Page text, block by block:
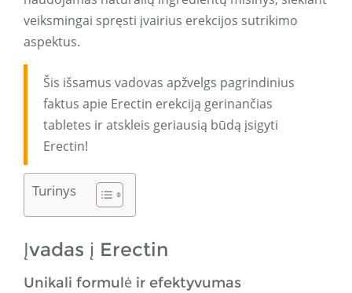
veiksmingai spręsti įvairius erekcijos sutrikimo
aspektus.
Šis išsamus vadovas apžvelgs pagrindinius
faktus apie Erectin erekciją gerinančias
tabletes ir atskleis geriausią būdą įsigyti
Erectin!
Turinys
Įvadas į Erectin
Unikali formulė ir efektyvumas